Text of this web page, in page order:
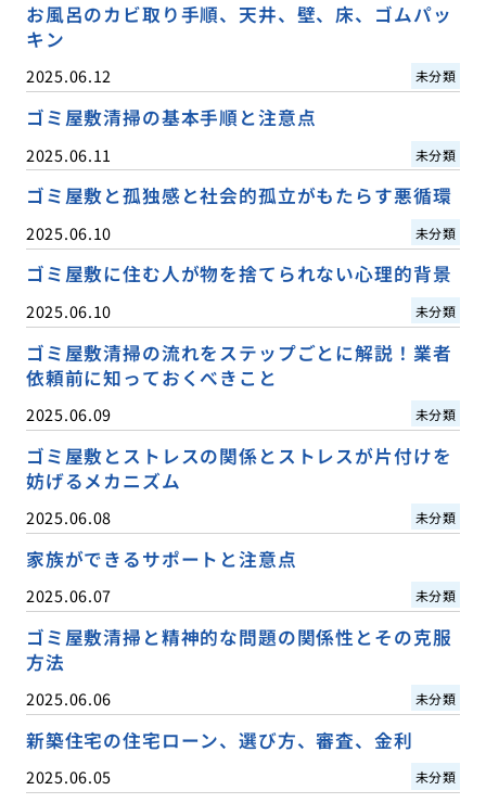
お風呂のカビ取り手順、天井、壁、床、ゴムパッ
キン
2025.06.12 未分類
ゴミ屋敷清掃の基本手順と注意点
2025.06.11 未分類
ゴミ屋敷と孤独感と社会的孤立がもたらす悪循環
2025.06.10 未分類
ゴミ屋敷に住む人が物を捨てられない心理的背景
2025.06.10 未分類
ゴミ屋敷清掃の流れをステップごとに解説！業者
依頼前に知っておくべきこと
2025.06.09 未分類
ゴミ屋敷とストレスの関係とストレスが片付けを
妨げるメカニズム
2025.06.08 未分類
家族ができるサポートと注意点
2025.06.07 未分類
ゴミ屋敷清掃と精神的な問題の関係性とその克服
方法
2025.06.06 未分類
新築住宅の住宅ローン、選び方、審査、金利
2025.06.05 未分類